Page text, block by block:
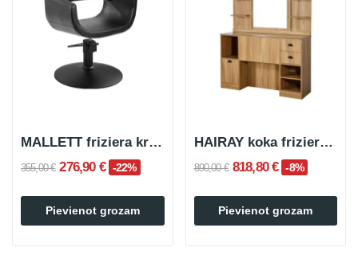
MALLETT friziera krēsls, melns, apaļš, pamatne
355,00 € 276,90 € -22%
Pievienot grozam
HAIRAY koka friziera spoguļa tualetes galdiņš
890,00 € 818,80 € -8%
Pievienot grozam